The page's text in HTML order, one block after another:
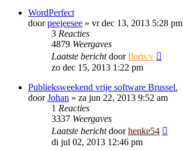
WordPerfect
doorpeejeesee » vr dec 13, 2013 5:28 pm
3 Reacties
4879 Weergaves
Laatste berichtdoorfloris v
zo dec 15, 2013 1:22 pm
Publieksweekend vrije software Brussel.
doorJohan » za jun 22, 2013 9:52 am
1 Reacties
3337 Weergaves
Laatste berichtdoorhenke54
di jul 02, 2013 12:46 pm